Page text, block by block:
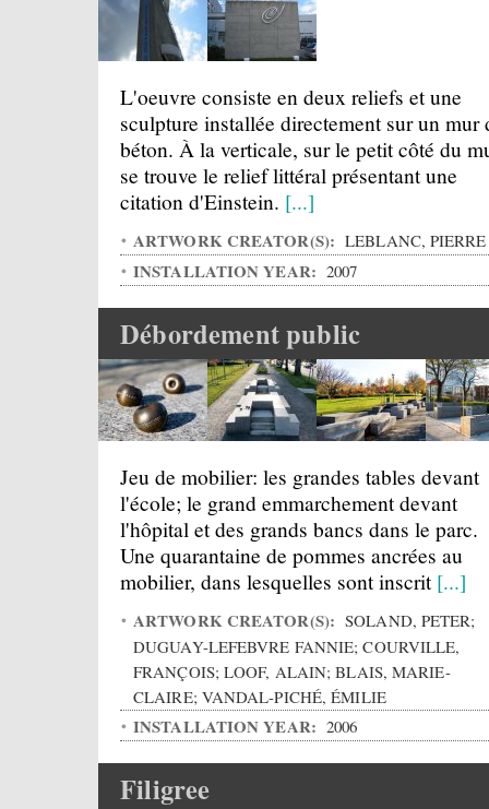
L'oeuvre consiste en deux reliefs et une
sculpture installée directement sur un mur
béton. À la verticale, sur le petit côté du
se trouve le relief littéral présentant une
citation d'Einstein. [...]
ARTWORK CREATOR(S): LEBLANC, PIERRE
INSTALLATION YEAR: 2007
Débordement public
Jeu de mobilier: les grandes tables devant
l'école; le grand emmarchement devant
l'hôpital et des grands bancs dans le parc.
Une quarantaine de pommes ancrées au
mobilier, dans lesquelles sont inscrit[...]
ARTWORK CREATOR(S): SOLAND, PETER;
DUGUAY-LEFEBVRE FANNIE; COURVILLE,
FRANÇOIS; LOOF, ALAIN; BLAIS, MARIE-
CLAIRE; VANDAL-PICHÉ, ÉMILIE
INSTALLATION YEAR: 2006
Filigree